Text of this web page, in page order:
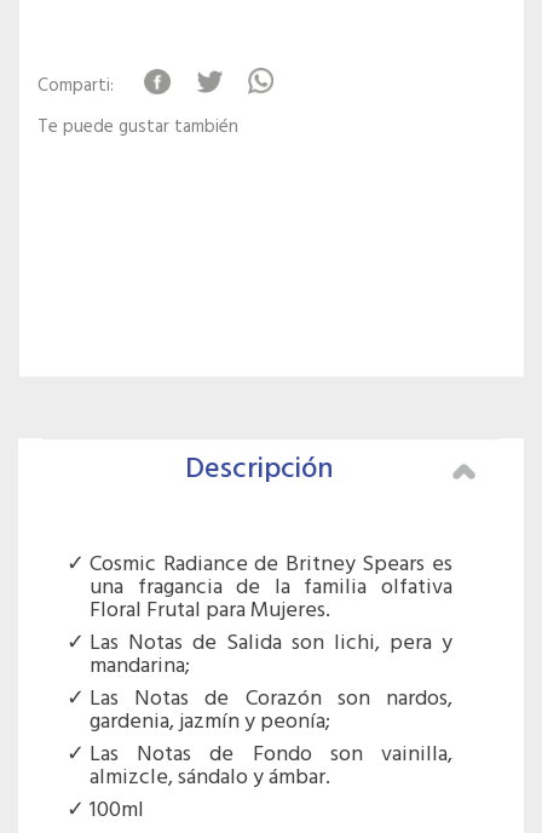
Comparti:
Te puede gustar también
Descripción
Cosmic Radiance de Britney Spears es
una fragancia de la familia olfativa
Floral Frutal para Mujeres.
Las Notas de Salida son lichi, pera y
mandarina;
Las Notas de Corazón son nardos,
gardenia, jazmín y peonía;
Las Notas de Fondo son vainilla,
almizcle, sándalo y ámbar.
100ml